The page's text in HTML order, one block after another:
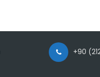
+90